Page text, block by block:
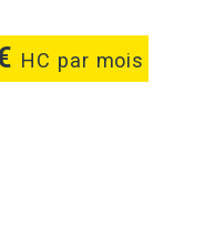
HC par mois